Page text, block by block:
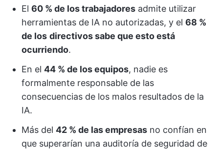
El 60 % de los trabajadores admite utilizar
herramientas de IA no autorizadas, y el 68 %
de los directivos sabe que esto está
ocurriendo.
En el 44 % de los equipos, nadie es
formalmente responsable de las
consecuencias de los malos resultados de la
IA.
Más del 42 % de las empresas no confían en
que superarían una auditoría de seguridad de